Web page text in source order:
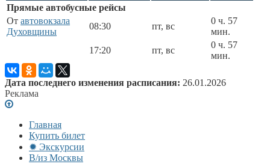
Прямые автобусные рейсы
От автовокзала
Духовщины
08:30 пт, вс
0 ч. 57
мин.
17:20
пт, вс
0 ч. 57
мин.
Дата последнего изменения расписания: 26.01.2026
Реклама
Главная
Купить билет
✹ Экскурсии
В/из Москвы